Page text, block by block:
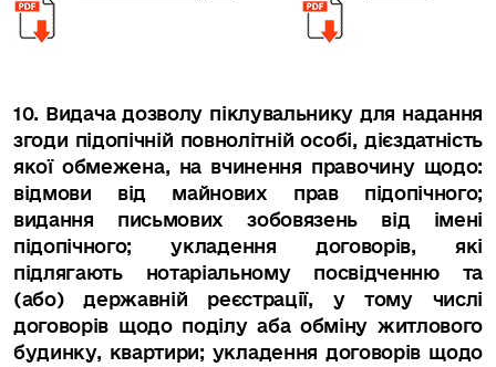
10. Видача дозволу піклувальнику для надання
згоди підопічній повнолітній особі, дієздатність
якої обмежена, на вчинення правочину щодо:
відмови від майнових прав підопічного;
видання письмових зобовязень від імені
підопічного; укладення договорів, які
підлягають нотаріальному посвідченню та
(або) державній реєстрації, у тому числі
договорів щодо поділу аба обміну житлового
будинку, квартири; укладення договорів щодо